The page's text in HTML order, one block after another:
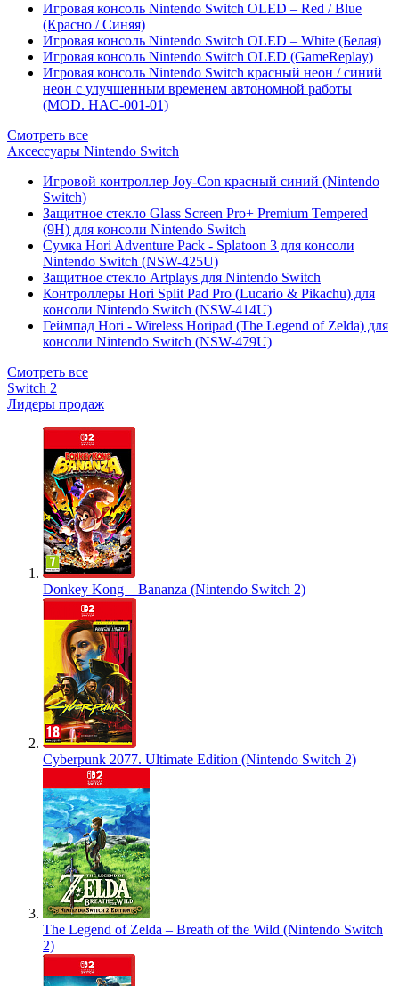
Игровая консоль Nintendo Switch OLED – Red / Blue
(Красно / Синяя)
Игровая консоль Nintendo Switch OLED – White (Белая)
Игровая консоль Nintendo Switch OLED (GameReplay)
Игровая консоль Nintendo Switch красный неон / синий
неон с улучшенным временем автономной работы
(MOD. HAC-001-01)
Смотреть все
Аксессуары Nintendo Switch
Игровой контроллер Joy-Con красный синий (Nintendo
Switch)
Защитное стекло Glass Screen Pro+ Premium Tempered
(9H) для консоли Nintendo Switch
Сумка Hori Adventure Pack - Splatoon 3 для консоли
Nintendo Switch (NSW-425U)
Защитное стекло Artplays для Nintendo Switch
Контроллеры Hori Split Pad Pro (Lucario & Pikachu) для
консоли Nintendo Switch (NSW-414U)
Геймпад Hori - Wireless Horipad (The Legend of Zelda) для
консоли Nintendo Switch (NSW-479U)
Смотреть все
Switch 2
Лидеры продаж
Donkey Kong – Bananza (Nintendo Switch 2)
Cyberpunk 2077. Ultimate Edition (Nintendo Switch 2)
The Legend of Zelda – Breath of the Wild (Nintendo Switch
2)